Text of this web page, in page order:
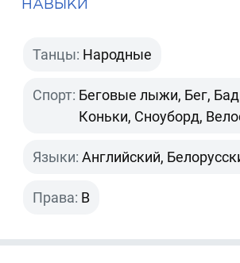
НАВЫКИ
Танцы: Народные
Спорт: Беговые лыжи, Бег,
Коньки, Сноуборд,
Языки: Английский,
Права: B